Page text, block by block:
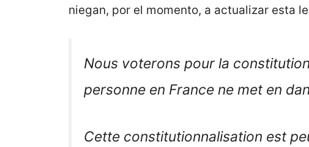
niegan, por el momento, a actualizar esta
Nous voterons pour la
personne en France ne met en
Cette constitutionnalisation est